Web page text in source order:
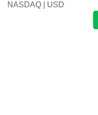
NASDAQ | USD